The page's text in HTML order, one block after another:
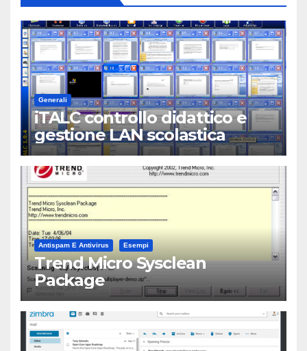
Generali
iTALC controllo didattico e
gestione LAN scolastica
Antispam E Antivirus Esempi
Trend Micro Sysclean
Package